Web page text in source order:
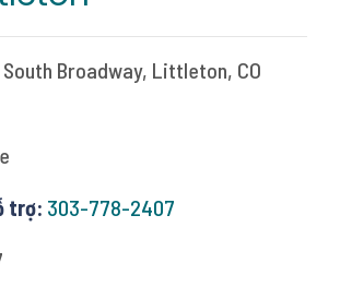
Broadway, Littleton, CO
trợ: 303-778-2407